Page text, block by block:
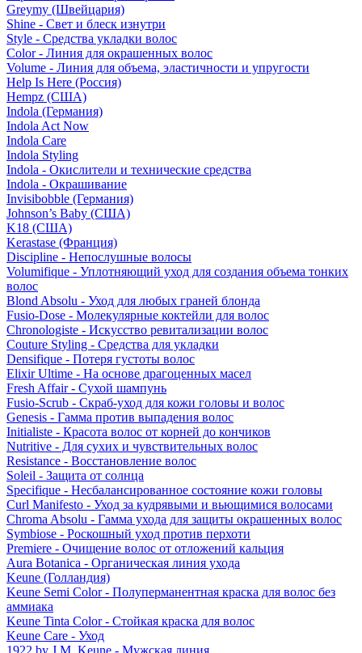
Greymy (Швейцария)
Shine - Свет и блеск изнутри
Style - Средства укладки волос
Color - Линия для окрашенных волос
Volume - Линия для объема, эластичности и упругости
Help Is Here (Россия)
Hempz (США)
Indola (Германия)
Indola Act Now
Indola Care
Indola Styling
Indola - Окислители и технические средства
Indola - Окрашивание
Invisibobble (Германия)
Johnson’s Baby (США)
K18 (США)
Kerastase (Франция)
Discipline - Непослушные волосы
Volumifique - Уплотняющий уход для создания объема тонких
волос
Blond Absolu - Уход для любых граней блонда
Fusio-Dose - Молекулярные коктейли для волос
Chronologiste - Искусство ревитализации волос
Couture Styling - Средства для укладки
Densifique - Потеря густоты волос
Elixir Ultime - На основе драгоценных масел
Fresh Affair - Сухой шампунь
Fusio-Scrub - Скраб-уход для кожи головы и волос
Genesis - Гамма против выпадения волос
Initialiste - Красота волос от корней до кончиков
Nutritive - Для сухих и чувствительных волос
Resistance - Восстановление волос
Soleil - Защита от солнца
Specifique - Несбалансированное состояние кожи головы
Curl Manifesto - Уход за кудрявыми и вьющимися волосами
Chroma Absolu - Гамма ухода для защиты окрашенных волос
Symbiose - Роскошный уход против перхоти
Premiere - Очищение волос от отложений кальция
Aura Botanica - Органическая линия ухода
Keune (Голландия)
Keune Semi Color - Полуперманентная краска для волос без
аммиака
Keune Tinta Color - Стойкая краска для волос
Keune Care - Уход
1922 by J.M. Keune - Мужская линия